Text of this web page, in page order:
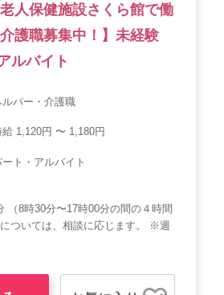
人保健施設さくら館で働
護職募集中！】未経験
ルバイト
ルパー・介護職
給 1,120円 〜 1,180円
ート・アルバイト
（8時30分〜17時00分の間の４時間
ついては、相談に応じます。 ※週